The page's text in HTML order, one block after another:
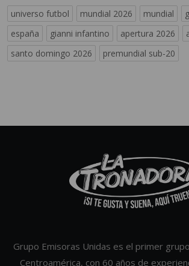
universo futbol mundial 2026 mundial
españa
gianni infantino apertura 2026
santo domingo 2026
premundial sub-20
Grupo Emisoras Unidas es el primer
Centroamérica, con 60 años de